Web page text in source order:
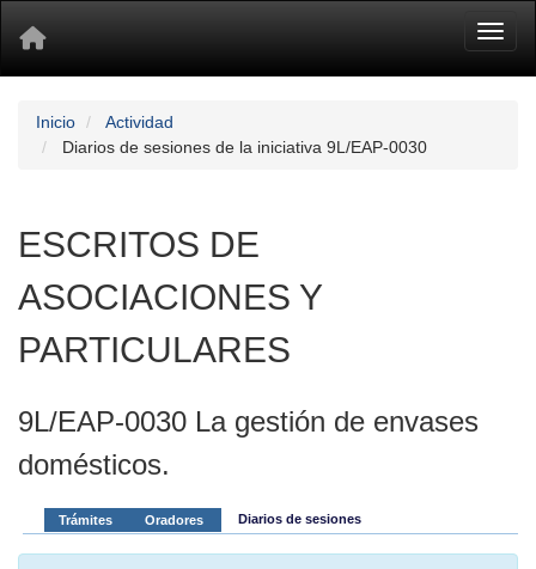
Inicio
Actividad
Diarios de sesiones de la iniciativa 9L/EAP-0030
ESCRITOS DE
ASOCIACIONES Y
PARTICULARES
9L/EAP-0030 La gestión de envases
domésticos.
Trámites Oradores Diarios de sesiones